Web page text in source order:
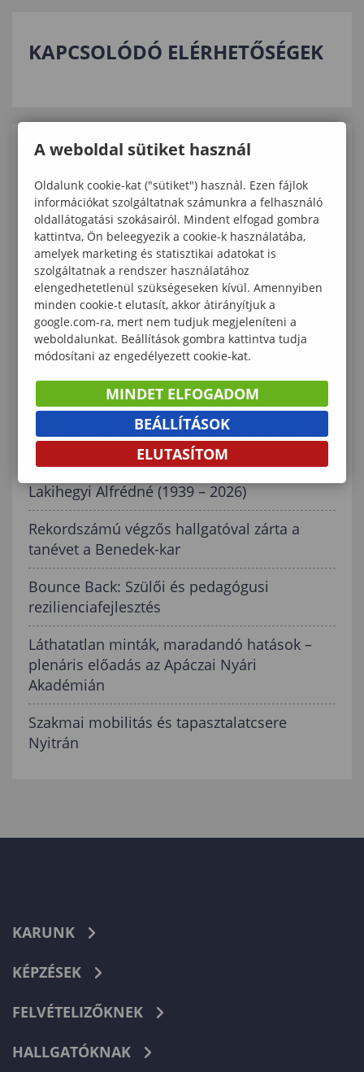
KAPCSOLÓDÓ ELÉRHETŐSÉGEK
KAPCSOLÓDÓ TARTALMAK
Digitális pedagógiai műhelyfoglalkozás az
Apáczai Nyári Akadémián
Szakmai együttműködés indult Ágfalván a
BOUNCE BACK projekt keretében
Nemzetközi workshop a békepedagógia és
rezilienciafejlesztés jegyében
Tanulmányúton jártak Sopronban az ELTE
német nemzetiségi tanár szakos hallgatói
Nemzeti felsőoktatási ösztöndíj a 2026/2027.
Lakihegyi Alfrédné (1939 – 2026)
Rekordszámú végzős hallgatóval zárta a
tanévet a Benedek-kar
Bounce Back: Szülői és pedagógusi
rezilienciafejlesztés
Láthatatlan minták, maradandó hatások –
plenáris előadás az Apáczai Nyári
Akadémián
Szakmai mobilitás és tapasztalatcsere
Nyitrán
KARUNK
KÉPZÉSEK
FELVÉTELIZŐKNEK
HALLGATÓKNAK
A weboldal sütiket használ
Oldalunk cookie-kat ("sütiket") használ. Ezen fájlok
információkat szolgáltatnak számunkra a felhasználó
oldallátogatási szokásairól. Mindent elfogad gombra
kattintva, Ön beleegyezik a cookie-k használatába,
amelyek marketing és statisztikai adatokat is
szolgáltatnak a rendszer használatához
elengedhetetlenül szükségeseken kívül. Amennyiben
minden cookie-t elutasít, akkor átirányítjuk a
google.com-ra, mert nem tudjuk megjeleníteni a
weboldalunkat. Beállítások gombra kattintva tudja
módosítani az engedélyezett cookie-kat.
MINDET ELFOGADOM
BEÁLLÍTÁSOK
ELUTASÍTOM